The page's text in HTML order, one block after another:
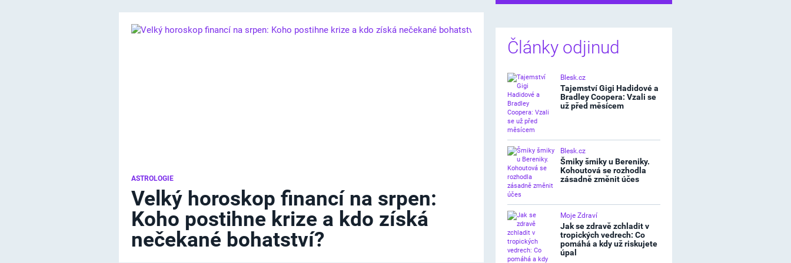
ASTROLOGIE
Velký horoskop financí na srpen:
Koho postihne krize a kdo získá
nečekané bohatství?
Články odjinud
Blesk.cz
Tajemství Gigi Hadidové a
Bradley Coopera: Vzali se
už před měsícem
Blesk.cz
Šmiky šmiky u Bereniky.
Kohoutová se rozhodla
zásadně změnit účes
Moje Zdraví
Jak se zdravě zchladit v
tropických vedrech: Co
pomáhá a kdy už riskujete
úpal